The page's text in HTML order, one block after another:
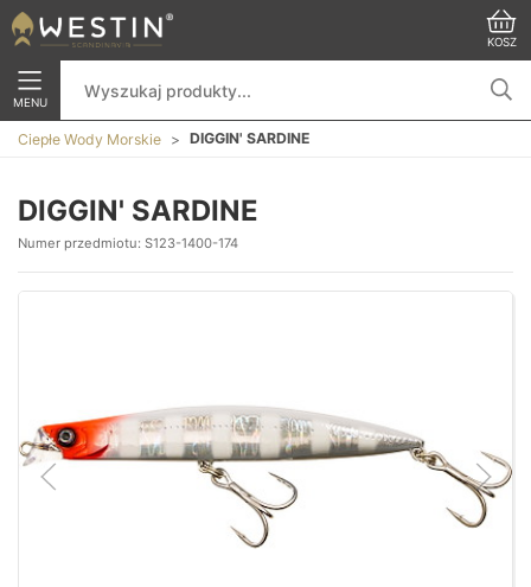
KOSZ
MENU
Ciepłe Wody Morskie DIGGIN' SARDINE
DIGGIN' SARDINE
Numer przedmiotu: S123-1400-174